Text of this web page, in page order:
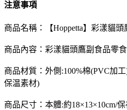
注意事項
商品名稱：【Hoppetta】彩漾貓
商品內容：彩漾貓頭鷹副食品零
商品材質：外側:100%棉(PVC加
保温素材)
商品尺寸：本體:約18×13×10cm/